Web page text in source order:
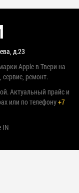
д.23
Apple в Твери на
ремонт.
Актуальный прайс и
или по телефону+7
IN